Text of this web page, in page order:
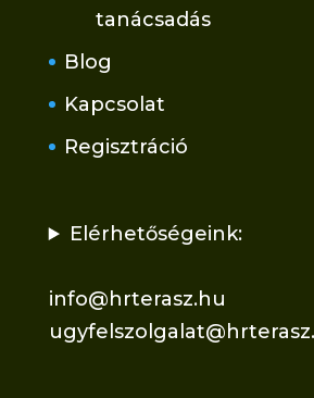
tanácsadás
Blog
Kapcsolat
Regisztráció
Elérhetőségeink:
info@hrterasz.hu